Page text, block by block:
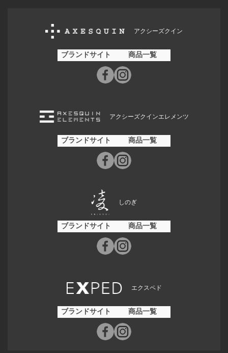
アクシーズクイン
ブランドサイト 商品一覧
アクシーズクインエレメンツ
ブランドサイト 商品一覧
しのぎ
ブランドサイト 商品一覧
エクスペド
ブランドサイト 商品一覧